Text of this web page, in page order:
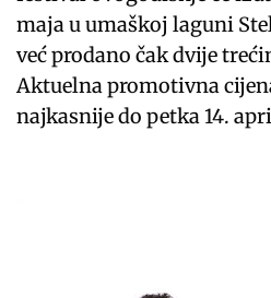
maja u umaškoj laguni
već prodano čak dvije
Aktuelna promotivna
najkasnije do petka 14.